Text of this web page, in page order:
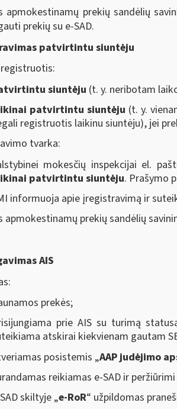
apmokestinamų prekių sandėlių
prekių su e-SAD.
patvirtintu siuntėju
siuntėju (t. y. neribotam
patvirtintu siuntėju (t. y.
registruotis laikinu siuntėju), jei
tvarka:
mokesčių inspekcijai el.
patvirtintu siuntėju. Prašymo
informuoja apie įregistravimą ir
apmokestinamų prekių sandėlių
AIS
prekės;
prie AIS su turimą
atskirai kiekvienam gautam
posistemis „AAP judėjimo
reikiamas e-SAD ir
skiltyje „e-RoR“ užpildomas